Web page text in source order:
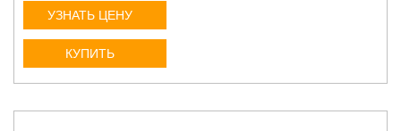
УЗНАТЬ ЦЕНУ
КУПИТЬ